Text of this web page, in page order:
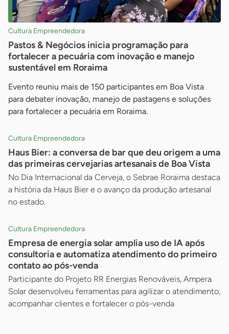
Cultura Empreendedora
Pastos & Negócios inicia programação para
fortalecer a pecuária com inovação e manejo
sustentável em Roraima
Evento reuniu mais de 150 participantes em Boa Vista
para debater inovação, manejo de pastagens e soluções
para fortalecer a pecuária em Roraima.
Cultura Empreendedora
Haus Bier: a conversa de bar que deu origem a uma
das primeiras cervejarias artesanais de Boa Vista
No Dia Internacional da Cerveja, o Sebrae Roraima destaca
a história da Haus Bier e o avanço da produção artesanal
no estado.
Cultura Empreendedora
Empresa de energia solar amplia uso de IA após
consultoria e automatiza atendimento do primeiro
contato ao pós-venda
Participante do Projeto RR Energias Renováveis, Ampera
Solar desenvolveu ferramentas para agilizar o atendimento,
acompanhar clientes e fortalecer o pós-venda